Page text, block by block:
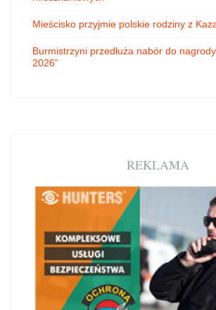
Mieścisko przyjmie polskie rodziny z
Burmistrzyni przedłuża nabór do
2026”
REKLAMA